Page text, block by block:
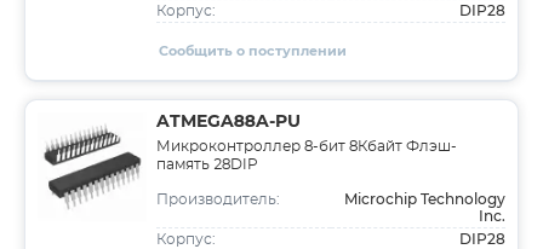
Корпус: DIP28
Сообщить о поступлении
ATMEGA88A-PU
Микроконтроллер 8-бит 8Кбайт Флэш-
память 28DIP
Производитель:
Microchip Technology
Inc.
Корпус: DIP28